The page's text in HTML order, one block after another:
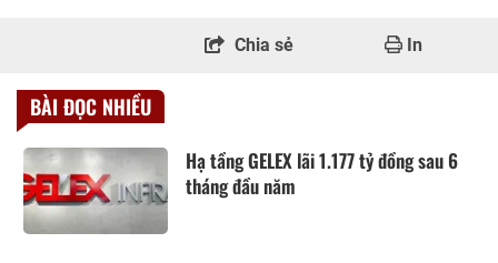
Chia sẻ In
BÀI ĐỌC NHIỀU
Hạ tầng GELEX lãi 1.177 tỷ đồng sau 6
tháng đầu năm